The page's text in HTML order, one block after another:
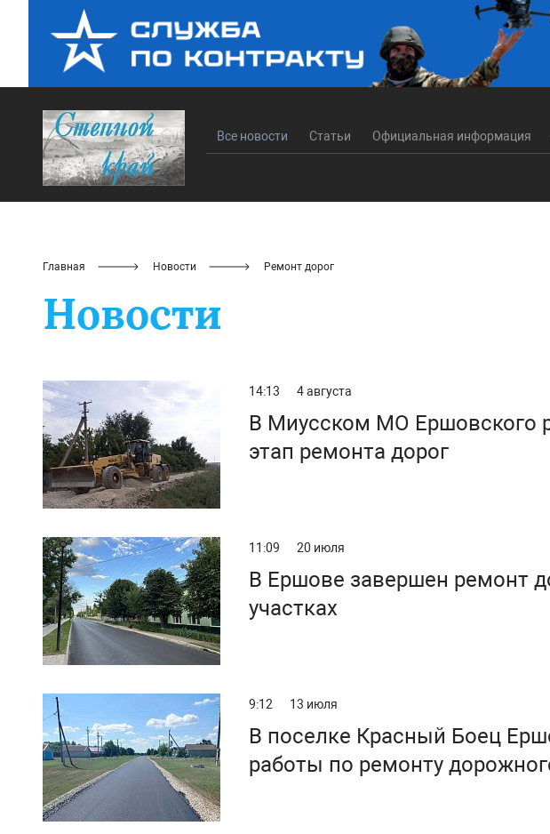
Все новости Статьи Официальная информация
Главная Новости Ремонт дорог
Новости
14:13 4 августа
В Миусском МО Ершовского
этап ремонта дорог
11:09 20 июля
В Ершове завершен ремонт
участках
9:12 13 июля
В поселке Красный Боец
работы по ремонту